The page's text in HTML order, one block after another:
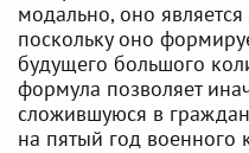
модально, оно
поскольку оно
будущего большого
формула позволяет
сложившуюся в
на пятый год военного